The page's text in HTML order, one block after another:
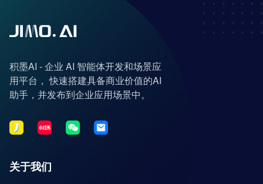
积墨AI - 企业 AI 智能体开发和场景应
用平台， 快速搭建具备商业价值的AI
助手，并发布到企业应用场景中。
关于我们